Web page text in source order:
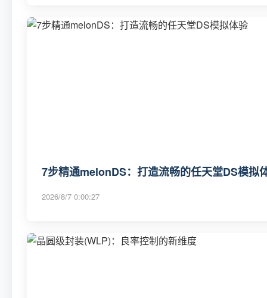
7步精通melonDS：打造流畅的任天堂DS模拟
2026/8/7 0:00:27